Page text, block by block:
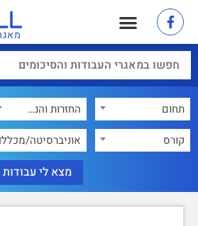
תחום
החזרות והנחות
קורס
אוניברסיטה/